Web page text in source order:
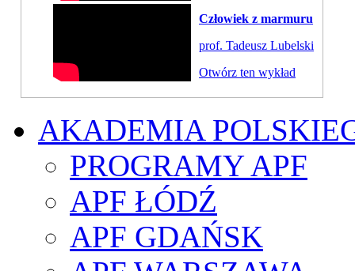
Człowiek z marmuru
prof. Tadeusz Lubelski
Otwórz ten wykład
AKADEMIA
PROGRAMY APF
APF ŁÓDŹ
APF GDAŃSK